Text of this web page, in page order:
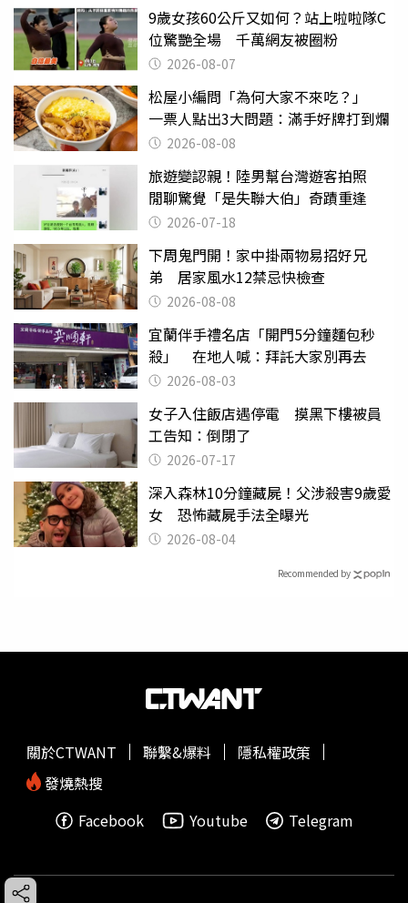
9歲女孩60公斤又如何？站上啦啦隊C
位驚艷全場 千萬網友被圈粉
2026-08-07
松屋小編問「為何大家不來吃？」
一票人點出3大問題：滿手好牌打到爛
2026-08-08
旅遊變認親！陸男幫台灣遊客拍照
閒聊驚覺「是失聯大伯」奇蹟重逢
2026-07-18
下周鬼門開！家中掛兩物易招好兄
弟 居家風水12禁忌快檢查
2026-08-08
宜蘭伴手禮名店「開門5分鐘麵包秒
殺」 在地人喊：拜託大家別再去
2026-08-03
女子入住飯店遇停電 摸黑下樓被員
工告知：倒閉了
2026-07-17
深入森林10分鐘藏屍！父涉殺害9歲愛
女 恐怖藏屍手法全曝光
2026-08-04
Recommended by
關於CTWANT 聯繫&爆料
隱私權政策
發燒熱搜
Facebook
Youtube Telegram